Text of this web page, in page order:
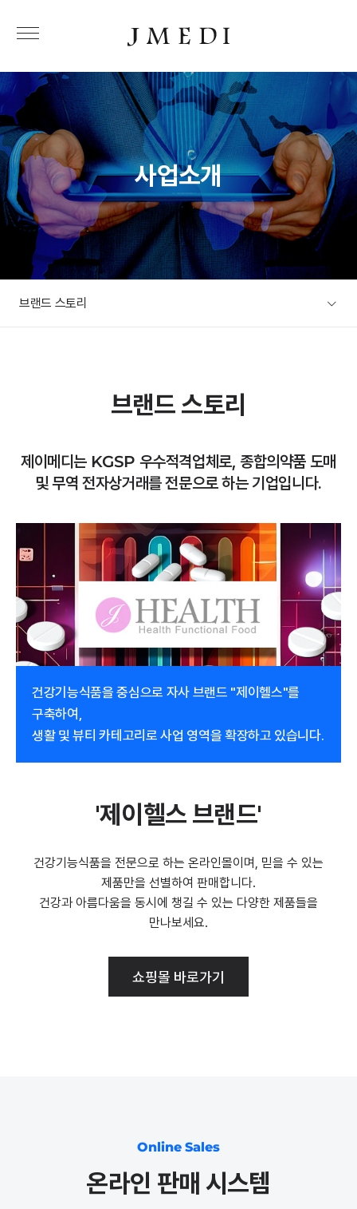
사업소개
브랜드 스토리
브랜드 스토리
제이메디는 KGSP 우수적격업체로, 종합의약품 도매
및 무역 전자상거래를 전문으로 하는 기업입니다.
건강기능식품을 중심으로 자사 브랜드 "제이헬스"를
구축하여,
생활 및 뷰티 카테고리로 사업 영역을 확장하고 있습니다.
'제이헬스 브랜드'
건강기능식품을 전문으로 하는 온라인몰이며, 믿을 수 있는
제품만을 선별하여 판매합니다.
건강과 아름다움을 동시에 챙길 수 있는 다양한 제품들을
만나보세요.
쇼핑몰 바로가기
Online Sales
온라인 판매 시스템